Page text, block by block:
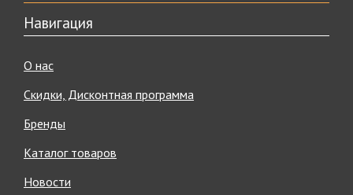
Навигация
О нас
Скидки, Дисконтная программа
Бренды
Каталог товаров
Новости